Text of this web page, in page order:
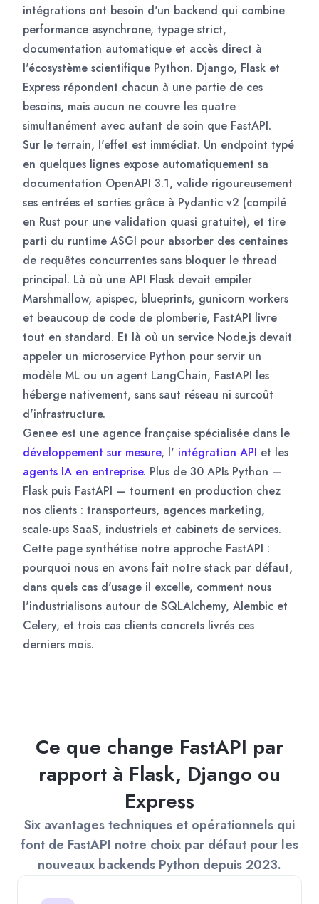
intégrations ont besoin d'un backend qui combine
performance asynchrone, typage strict,
documentation automatique et accès direct à
l'écosystème scientifique Python. Django, Flask et
Express répondent chacun à une partie de ces
besoins, mais aucun ne couvre les quatre
simultanément avec autant de soin que FastAPI.
Sur le terrain, l'effet est immédiat. Un endpoint typé
en quelques lignes expose automatiquement sa
documentation OpenAPI 3.1, valide rigoureusement
ses entrées et sorties grâce à Pydantic v2 (compilé
en Rust pour une validation quasi gratuite), et tire
parti du runtime ASGI pour absorber des centaines
de requêtes concurrentes sans bloquer le thread
principal. Là où une API Flask devait empiler
Marshmallow, apispec, blueprints, gunicorn workers
et beaucoup de code de plomberie, FastAPI livre
tout en standard. Et là où un service Node.js devait
appeler un microservice Python pour servir un
modèle ML ou un agent LangChain, FastAPI les
héberge nativement, sans saut réseau ni surcoût
d'infrastructure.
Genee est une agence française spécialisée dans le
développement sur mesure, l' intégration API et les
agents IA en entreprise. Plus de 30 APIs Python —
Flask puis FastAPI — tournent en production chez
nos clients : transporteurs, agences marketing,
scale-ups SaaS, industriels et cabinets de services.
Cette page synthétise notre approche FastAPI :
pourquoi nous en avons fait notre stack par défaut,
dans quels cas d'usage il excelle, comment nous
l'industrialisons autour de SQLAlchemy, Alembic et
Celery, et trois cas clients concrets livrés ces
derniers mois.
Ce que change FastAPI par
rapport à Flask, Django ou
Express
Six avantages techniques et opérationnels qui
font de FastAPI notre choix par défaut pour les
nouveaux backends Python depuis 2023.